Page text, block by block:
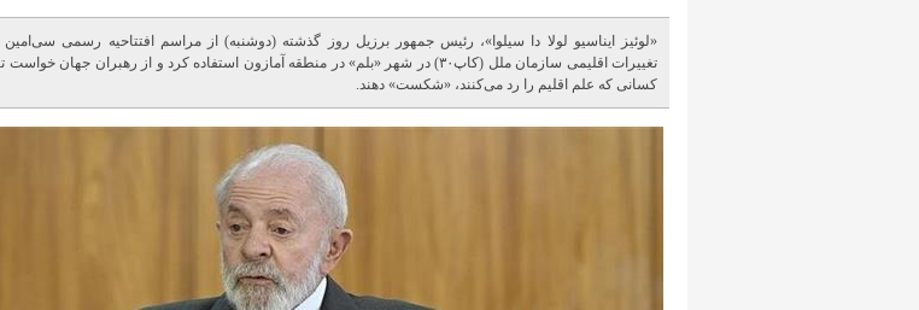
«لوئیز ایناسیو لولا دا سیلوا»، رئیس جمهور برزیل روز گذشته (دوشنبه) از مراسم افتتاحیه رسمی
تغییرات اقلیمی سازمان ملل (کاپ۳۰) در شهر «بلم» در منطقه آمازون استفاده کرد و از رهبران جهان
کسانی که علم اقلیم را رد می‌کنند، «شکست» دهند.